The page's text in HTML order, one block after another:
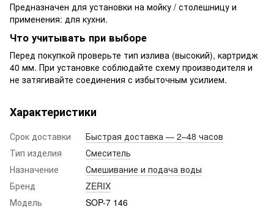
Предназначен для установки на мойку / столешницу и
применения: для кухни.
Что учитывать при выборе
Перед покупкой проверьте тип излива (высокий), картридж
40 мм. При установке соблюдайте схему производителя и
не затягивайте соединения с избыточным усилием.
Характеристики
Срок доставки
Быстрая доставка — 2–48 часов
Тип изделия
Смеситель
Назначение
Смешивание и подача воды
Бренд
ZERIX
Модель
SOP-7 146